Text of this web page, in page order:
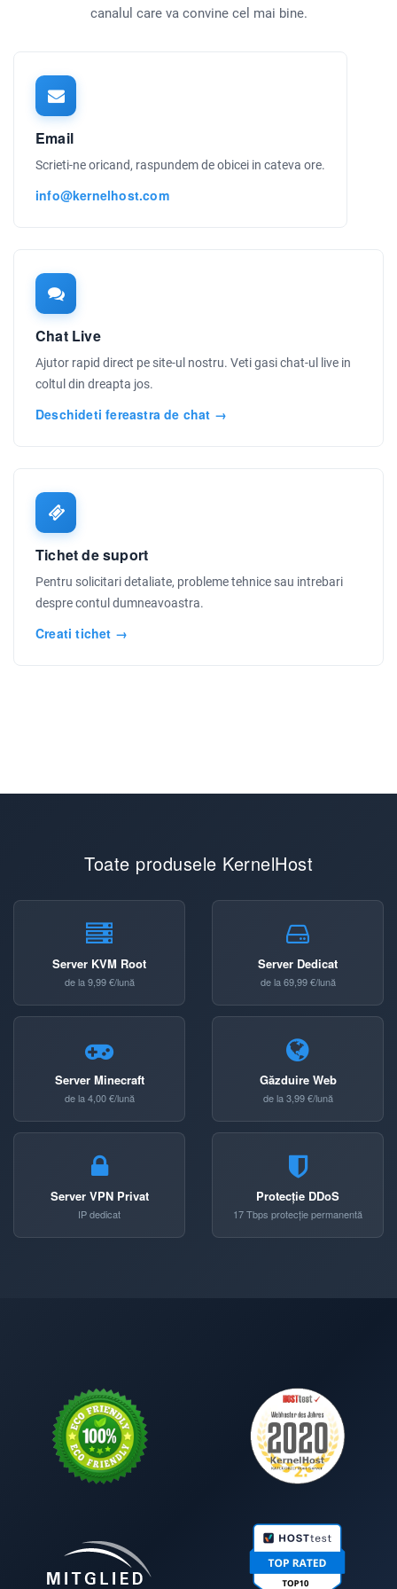
canalul care va convine cel mai bine.
Email
Scrieti-ne oricand, raspundem de obicei in cateva ore.
info@kernelhost.com
Chat Live
Ajutor rapid direct pe site-ul nostru. Veti gasi chat-ul live in
coltul din dreapta jos.
Deschideti fereastra de chat →
Tichet de suport
Pentru solicitari detaliate, probleme tehnice sau intrebari
despre contul dumneavoastra.
Creati tichet →
Toate produsele KernelHost
Server KVM Root
de la 9,99 €/lună
Server Dedicat
de la 69,99 €/lună
Server Minecraft
de la 4,00 €/lună
Găzduire Web
de la 3,99 €/lună
Server VPN Privat
IP dedicat
Protecție DDoS
17 Tbps protecție permanentă